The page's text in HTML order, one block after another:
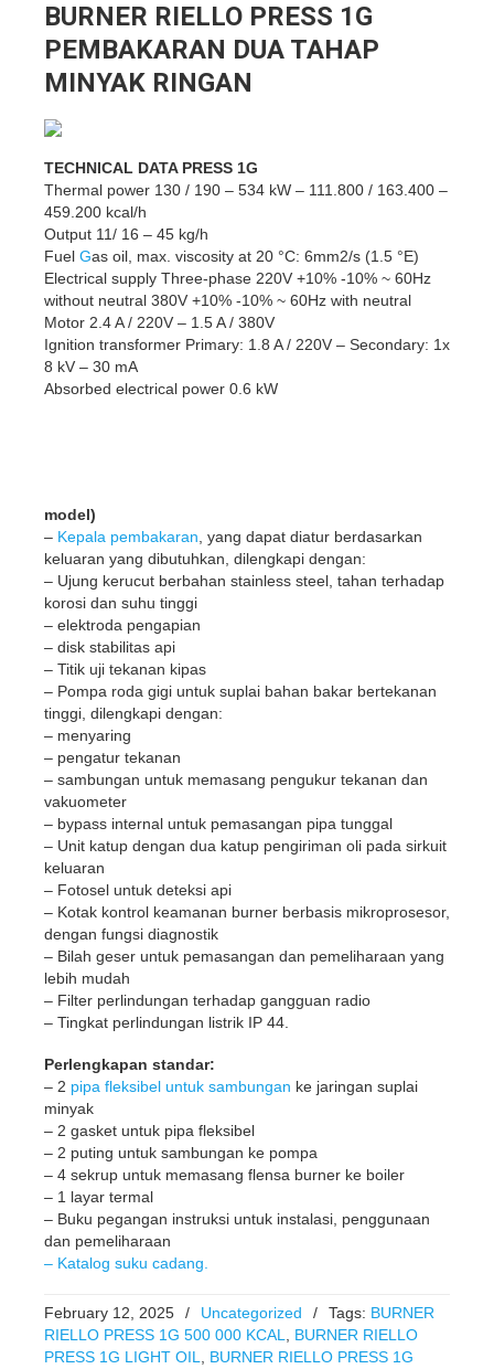
BURNER RIELLO PRESS 1G
PEMBAKARAN DUA TAHAP
MINYAK RINGAN
TECHNICAL DATA PRESS 1G
Thermal power 130 / 190 – 534 kW – 111.800 / 163.400 –
459.200 kcal/h
Output 11/ 16 – 45 kg/h
Fuel Gas oil, max. viscosity at 20 °C: 6mm2/s (1.5 °E)
Electrical supply Three-phase 220V +10% -10% ~ 60Hz
without neutral 380V +10% -10% ~ 60Hz with neutral
Motor 2.4 A / 220V – 1.5 A / 380V
Ignition transformer Primary: 1.8 A / 220V – Secondary: 1x
8 kV – 30 mA
Absorbed electrical power 0.6 kW
model)
– Kepala pembakaran , yang dapat diatur berdasarkan
keluaran yang dibutuhkan, dilengkapi dengan:
– Ujung kerucut berbahan stainless steel, tahan terhadap
korosi dan suhu tinggi
– elektroda pengapian
– disk stabilitas api
– Titik uji tekanan kipas
– Pompa roda gigi untuk suplai bahan bakar bertekanan
tinggi, dilengkapi dengan:
– menyaring
– pengatur tekanan
– sambungan untuk memasang pengukur tekanan dan
vakuometer
– bypass internal untuk pemasangan pipa tunggal
– Unit katup dengan dua katup pengiriman oli pada sirkuit
keluaran
– Fotosel untuk deteksi api
– Kotak kontrol keamanan burner berbasis mikroprosesor,
dengan fungsi diagnostik
– Bilah geser untuk pemasangan dan pemeliharaan yang
lebih mudah
– Filter perlindungan terhadap gangguan radio
– Tingkat perlindungan listrik IP 44.
Perlengkapan standar:
– 2 pipa fleksibel untuk sambungan ke jaringan suplai
minyak
– 2 gasket untuk pipa fleksibel
– 2 puting untuk sambungan ke pompa
– 4 sekrup untuk memasang flensa burner ke boiler
– 1 layar termal
– Buku pegangan instruksi untuk instalasi, penggunaan
dan pemeliharaan
– Katalog suku cadang.
February 12, 2025 / Uncategorized / Tags: BURNER
RIELLO PRESS 1G 500 000 KCAL
BURNER RIELLO
PRESS 1G LIGHT OIL
BURNER RIELLO PRESS 1G